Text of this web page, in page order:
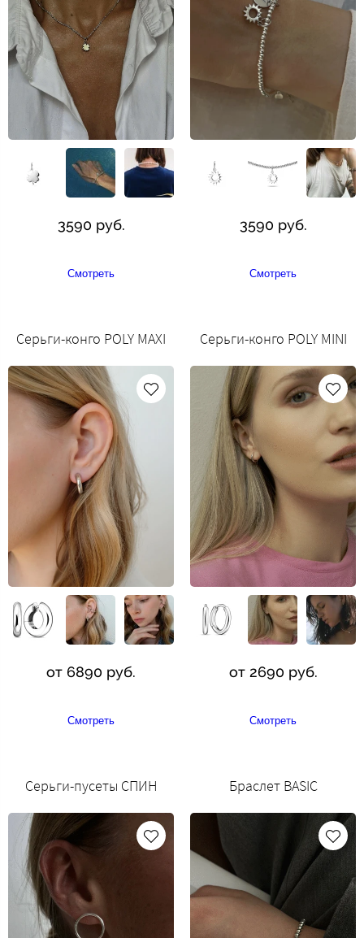
3590 руб.
Смотреть
3590 руб.
Смотреть
Серьги-конго POLY MAXI
от 6890 руб.
Смотреть
Серьги-конго POLY MINI
от 2690 руб.
Смотреть
Серьги-пусеты СПИН Браслет BASIC